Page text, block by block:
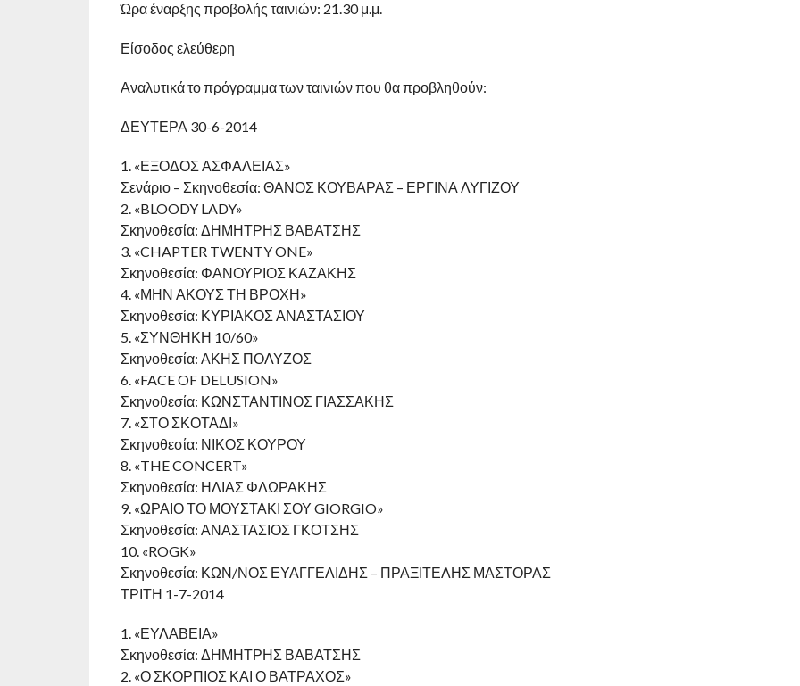
Ώρα έναρξης προβολής ταινιών: 21.30 μ.μ.
Είσοδος ελεύθερη
Αναλυτικά το πρόγραμμα των ταινιών που θα προβληθούν:
ΔΕΥΤΕΡΑ 30-6-2014
1. «ΕΞΟΔΟΣ ΑΣΦΑΛΕΙΑΣ»
Σενάριο – Σκηνοθεσία: ΘΑΝΟΣ ΚΟΥΒΑΡΑΣ – ΕΡΓΙΝΑ ΛΥΓΙΖΟΥ
2. «BLOODY LADY»
Σκηνοθεσία: ΔΗΜΗΤΡΗΣ ΒΑΒΑΤΣΗΣ
3. «CHAPTER TWENTY ONE»
Σκηνοθεσία: ΦΑΝΟΥΡΙΟΣ ΚΑΖΑΚΗΣ
4. «ΜΗΝ ΑΚΟΥΣ ΤΗ ΒΡΟΧΗ»
Σκηνοθεσία: ΚΥΡΙΑΚΟΣ ΑΝΑΣΤΑΣΙΟΥ
5. «ΣΥΝΘΗΚΗ 10/60»
Σκηνοθεσία: ΑΚΗΣ ΠΟΛΥΖΟΣ
6. «FACE OF DELUSION»
Σκηνοθεσία: ΚΩΝΣΤΑΝΤΙΝΟΣ ΓΙΑΣΣΑΚΗΣ
7. «ΣΤΟ ΣΚΟΤΑΔΙ»
Σκηνοθεσία: ΝΙΚΟΣ ΚΟΥΡΟΥ
8. «THE CONCERT»
Σκηνοθεσία: ΗΛΙΑΣ ΦΛΩΡΑΚΗΣ
9. «ΩΡΑΙΟ ΤΟ ΜΟΥΣΤΑΚΙ ΣΟΥ GIORGIO»
Σκηνοθεσία: ΑΝΑΣΤΑΣΙΟΣ ΓΚΟΤΣΗΣ
10. «ROGK»
Σκηνοθεσία: ΚΩΝ/ΝΟΣ ΕΥΑΓΓΕΛΙΔΗΣ – ΠΡΑΞΙΤΕΛΗΣ ΜΑΣΤΟΡΑΣ
ΤΡΙΤΗ 1-7-2014
1. «ΕΥΛΑΒΕΙΑ»
Σκηνοθεσία: ΔΗΜΗΤΡΗΣ ΒΑΒΑΤΣΗΣ
2. «Ο ΣΚΟΡΠΙΟΣ ΚΑΙ Ο ΒΑΤΡΑΧΟΣ»